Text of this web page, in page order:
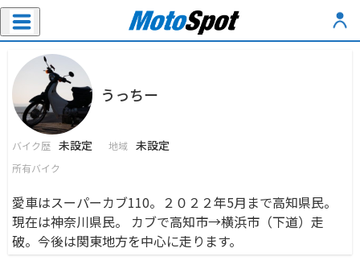
うっちー
バイク歴 未設定 地域 未設定
所有バイク
愛車はスーパーカブ110。２０２２年5月まで高知県民。
現在は神奈川県民。 カブで高知市→横浜市（下道）走
破。今後は関東地方を中心に走ります。